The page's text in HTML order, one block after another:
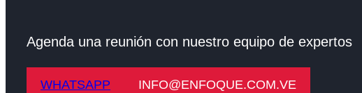
Agenda una reunión con nuestro equipo de expertos
WHATSAPP INFO@ENFOQUE.COM.VE